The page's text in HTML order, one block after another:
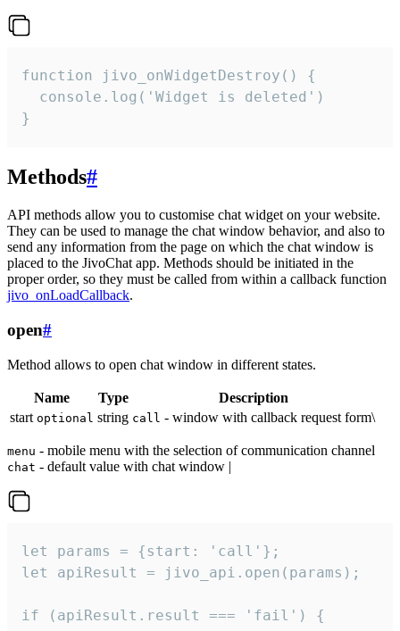
function jivo_onWidgetDestroy() {
  console.log('Widget is deleted')
}
Methods#
API methods allow you to customise chat widget on your website.
They can be used to manage the chat window behavior, and also to
send any information from the page on which the chat window is
placed to the JivoChat app. Methods should be initiated in the
proper order, so they must be called from within a callback function
jivo_onLoadCallback.
open#
Method allows to open chat window in different states.
Name Type
Description
start optional string call - window with callback request form\
menu - mobile menu with the selection of communication channel
chat - default value with chat window |
let params = {start: 'call'};
let apiResult = jivo_api.open(params);
if (apiResult.result === 'fail') {